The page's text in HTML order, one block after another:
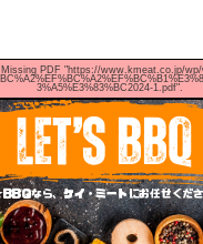
Missing PDF "https://www.kmeat.co.jp/wp/
3%A5%E3%83%BC2024-1.pdf".